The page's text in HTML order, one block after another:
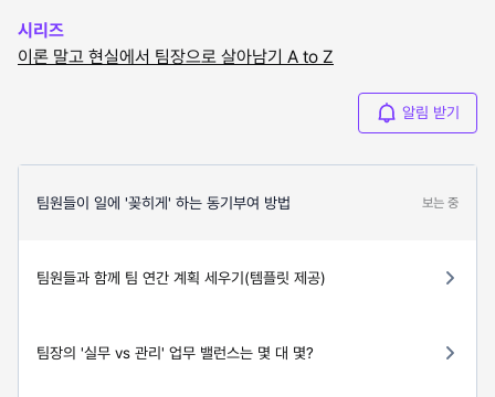
시리즈
이론 말고 현실에서 팀장으로 살아남기 A to Z
알림 받기
팀원들이 일에 '꽂히게' 하는 동기부여 방법 보는 중
팀원들과 함께 팀 연간 계획 세우기(템플릿 제공)
팀장의 '실무 vs 관리' 업무 밸런스는 몇 대 몇?